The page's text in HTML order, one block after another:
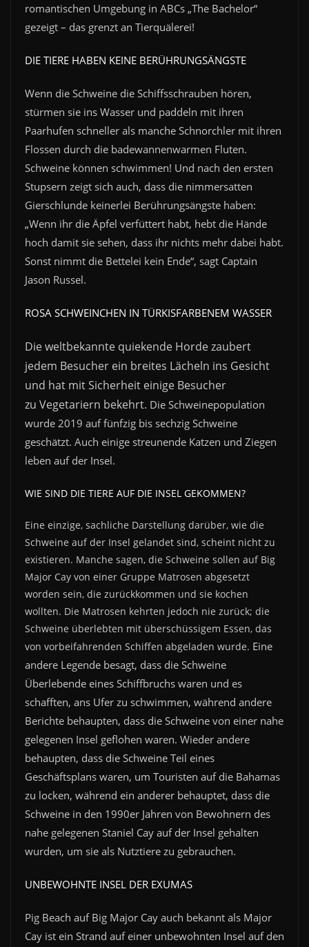
romantischen Umgebung in ABCs „The Bachelor“
gezeigt – das grenzt an Tierquälerei!
DIE TIERE HABEN KEINE BERÜHRUNGSÄNGSTE
Wenn die Schweine die Schiffsschrauben hören,
stürmen sie ins Wasser und paddeln mit ihren
Paarhufen schneller als manche Schnorchler mit ihren
Flossen durch die badewannenwarmen Fluten.
Schweine können schwimmen! Und nach den ersten
Stupsern zeigt sich auch, dass die nimmersatten
Gierschlunde keinerlei Berührungsängste haben:
„Wenn ihr die Äpfel verfüttert habt, hebt die Hände
hoch damit sie sehen, dass ihr nichts mehr dabei habt.
Sonst nimmt die Bettelei kein Ende“, sagt Captain
Jason Russel.
ROSA SCHWEINCHEN IN TÜRKISFARBENEM WASSER
Die weltbekannte quiekende Horde zaubert
jedem Besucher ein breites Lächeln ins Gesicht
und hat mit Sicherheit einige Besucher
zu Vegetariern bekehrt. Die Schweinepopulation
wurde 2019 auf fünfzig bis sechzig Schweine
geschätzt. Auch einige streunende Katzen und Ziegen
leben auf der Insel.
WIE SIND DIE TIERE AUF DIE INSEL GEKOMMEN?
Eine einzige, sachliche Darstellung darüber, wie die
Schweine auf der Insel gelandet sind, scheint nicht zu
existieren. Manche sagen, die Schweine sollen auf Big
Major Cay von einer Gruppe Matrosen abgesetzt
worden sein, die zurückkommen und sie kochen
wollten. Die Matrosen kehrten jedoch nie zurück; die
Schweine überlebten mit überschüssigem Essen, das
von vorbeifahrenden Schiffen abgeladen wurde. Eine
andere Legende besagt, dass die Schweine
Überlebende eines Schiffbruchs waren und es
schafften, ans Ufer zu schwimmen, während andere
Berichte behaupten, dass die Schweine von einer nahe
gelegenen Insel geflohen waren. Wieder andere
behaupten, dass die Schweine Teil eines
Geschäftsplans waren, um Touristen auf die Bahamas
zu locken, während ein anderer behauptet, dass die
Schweine in den 1990er Jahren von Bewohnern des
nahe gelegenen Staniel Cay auf der Insel gehalten
wurden, um sie als Nutztiere zu gebrauchen.
UNBEWOHNTE INSEL DER EXUMAS
Pig Beach auf Big Major Cay auch bekannt als Major
Cay ist ein Strand auf einer unbewohnten Insel auf den